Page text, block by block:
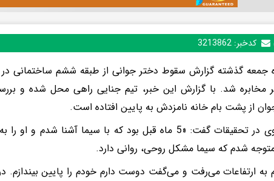
کدخبر:3213862
جمعه گذشته گزارش سقوط دختر جوانی از طبقه ششم ساختمانی در
مخابره شد. با گزارش این خبر، تیم جنایی راهی محل شده و
از پشت بام خانه نامزدش به پایین افتاده است.
نامزد وی در تحقیقات گفت: «5 ماه قبل بود که با سیما آشنا
شدم که سیما مشکل روحی، روانی دارد.
به ارتفاعات می‌رفت و می‌گفت دوست دارم خودم را پایین بیندازم.